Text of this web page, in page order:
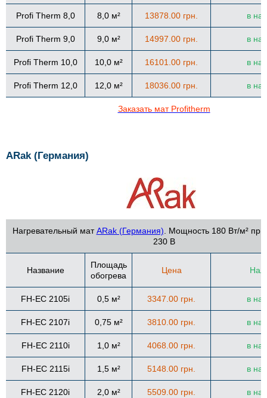
Profi Therm 8,0 8,0 м² 13878.00 грн. в
Profi Therm 9,0 9,0 м² 14997.00 грн. в
Profi Therm 10,0 10,0 м² 16101.00 грн. в
Profi Therm 12,0 12,0 м² 18036.00 грн. в
Заказать мат Profitherm
ARak (Германия)
Нагревательный матARak (Германия) . Мощность 180 Вт/м²
230 В
Название
Площадь
обогрева
Цена
FH-EC 2105i 0,5 м² 3347.00 грн. в
FH-EC 2107i 0,75 м² 3810.00 грн. в
FH-EC 2110i 1,0 м² 4068.00 грн. в
FH-EC 2115i 1,5 м² 5148.00 грн. в
FH-EC 2120i 2,0 м² 5509.00 грн. в